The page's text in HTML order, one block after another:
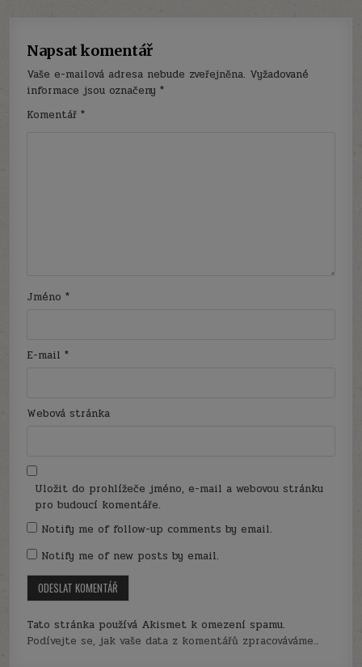
Napsat komentář
Vaše e-mailová adresa nebude zveřejněna. Vyžadované
informace jsou označeny*
Komentář*
Jméno*
E-mail*
Webová stránka
Uložit do prohlížeče jméno, e-mail a webovou stránku
pro budoucí komentáře.
Notify me of follow-up comments by email.
Notify me of new posts by email.
Tato stránka používá Akismet k omezení spamu.
Podívejte se, jak vaše data z komentářů zpracováváme..